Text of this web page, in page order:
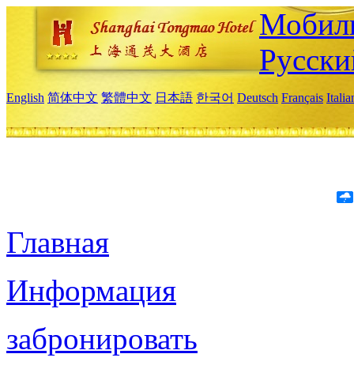
English 简体中文 繁體中文 日本語 한국어 Deutsch Français
Главная
Информация
забронировать